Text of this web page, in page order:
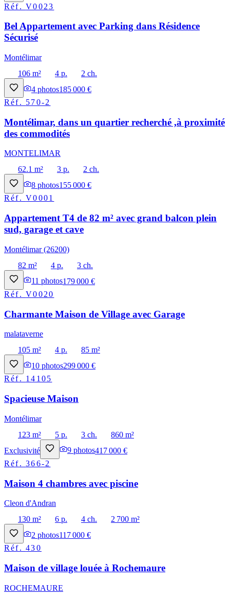
Réf.V0023
Bel Appartement avec Parking dans Résidence
Sécurisé
Montélimar
106 m²
4 p.
2 ch.
4 photos185 000 €
Réf. 570-2
Montélimar, dans un quartier recherché ,à proximité
des commodités
MONTELIMAR
62.1 m²
3 p.
2 ch.
8 photos155 000 €
Réf.V0001
Appartement T4 de 82 m² avec grand balcon plein
sud, garage et cave
Montélimar (26200)
82 m²
4 p.
3 ch.
11 photos179 000 €
Réf.V0020
Charmante Maison de Village avec Garage
malataverne
105 m²
4 p.
85 m²
10 photos299 000 €
Réf. 14105
Spacieuse Maison
Montélimar
123 m²
5 p. 3 ch.
860 m²
Exclusivité
9 photos417 000 €
Réf.366-2
Maison 4 chambres avec piscine
Cleon d'Andran
130 m²
6 p. 4 ch.
2 700 m²
2 photos117 000 €
Réf.430
Maison de village louée à Rochemaure
ROCHEMAURE